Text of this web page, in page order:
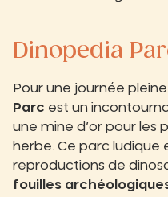
Dinopedia
Pour une journée pleine
Parc est un
une mine d’or pour les
herbe. Ce parc
reproductions de
fouilles